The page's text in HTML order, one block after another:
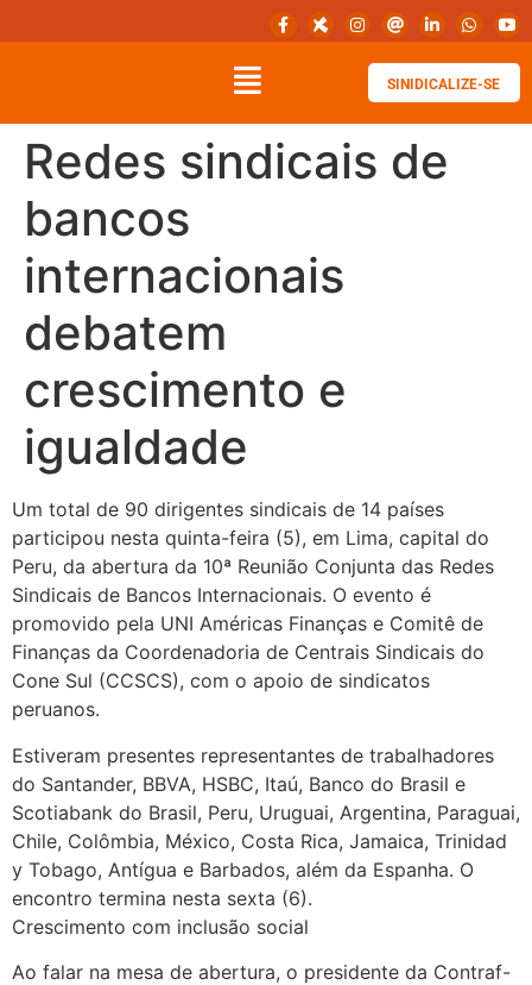
SINIDICALIZE-SE
Redes sindicais de
bancos
internacionais
debatem
crescimento e
igualdade
Um total de 90 dirigentes sindicais de 14 países
participou nesta quinta-feira (5), em Lima, capital do
Peru, da abertura da 10ª Reunião Conjunta das Redes
Sindicais de Bancos Internacionais. O evento é
promovido pela UNI Américas Finanças e Comitê de
Finanças da Coordenadoria de Centrais Sindicais do
Cone Sul (CCSCS), com o apoio de sindicatos
peruanos.
Estiveram presentes representantes de trabalhadores
do Santander, BBVA, HSBC, Itaú, Banco do Brasil e
Scotiabank do Brasil, Peru, Uruguai, Argentina, Paraguai,
Chile, Colômbia, México, Costa Rica, Jamaica, Trinidad
y Tobago, Antígua e Barbados, além da Espanha. O
encontro termina nesta sexta (6).
Crescimento com inclusão social
Ao falar na mesa de abertura, o presidente da Contraf-